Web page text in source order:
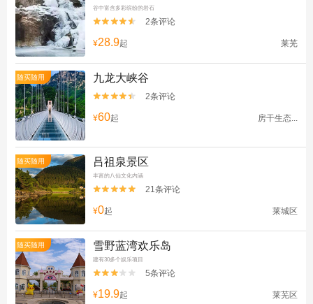
谷中富含多彩缤纷的岩石

 2条评论
¥28.9起 莱芜
随买随用 九龙大峡谷

 2条评论
¥60起 房干生态...
随买随用 吕祖泉景区
丰富的八仙文化内涵

 21条评论
¥0起 莱城区
随买随用 雪野蓝湾欢乐岛
建有30多个娱乐项目

 5条评论
¥19.9起 莱芜区